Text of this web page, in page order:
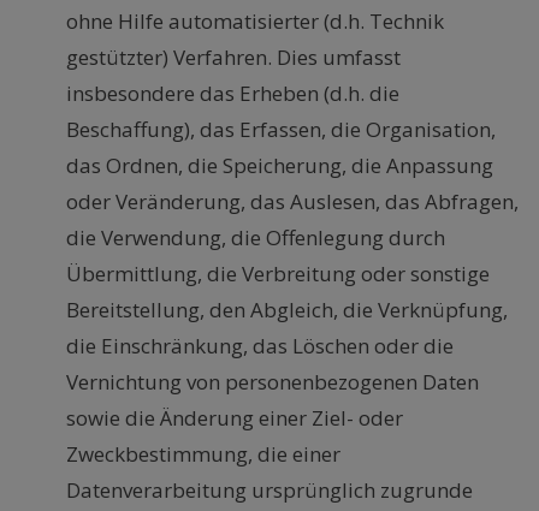
ohne Hilfe automatisierter (d.h. Technik
gestützter) Verfahren. Dies umfasst
insbesondere das Erheben (d.h. die
Beschaffung), das Erfassen, die Organisation,
das Ordnen, die Speicherung, die Anpassung
oder Veränderung, das Auslesen, das Abfragen,
die Verwendung, die Offenlegung durch
Übermittlung, die Verbreitung oder sonstige
Bereitstellung, den Abgleich, die Verknüpfung,
die Einschränkung, das Löschen oder die
Vernichtung von personenbezogenen Daten
sowie die Änderung einer Ziel- oder
Zweckbestimmung, die einer
Datenverarbeitung ursprünglich zugrunde